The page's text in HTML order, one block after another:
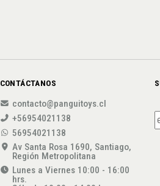
CONTÁCTANOS
contacto@panguitoys.cl
+56954021138
56954021138
Av Santa Rosa 1690, Santiago,
Región Metropolitana
Lunes a Viernes 10:00 - 16:00
hrs.